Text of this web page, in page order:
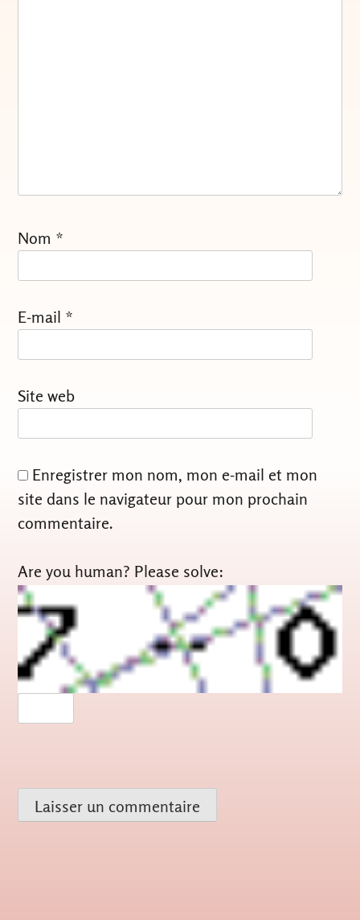
Nom *
E-mail *
Site web
Enregistrer mon nom, mon e-mail et mon
site dans le navigateur pour mon prochain
commentaire.
Are you human? Please solve: